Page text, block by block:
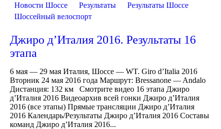
Новости Шоссе
Результаты
Результаты Шоссе
Шоссейный велоспорт
Джиро д’Италия 2016. Результаты 16
этапа
6 мая — 29 мая Италия, Шоссе — WT. Giro d’Italia 2016
Вторник 24 мая 2016 года Маршрут: Bressanone — Andalo
Дистанция: 132 км Смотрите видео 16 этапа Джиро
д’Италия 2016 Видеоархив всей гонки Джиро д’Италия
2016 (все этапы) Прямые трансляции Джиро д’Италия
2016 Календарь/Результаты Джиро д’Италия 2016 Составы
команд Джиро д’Италия 2016...